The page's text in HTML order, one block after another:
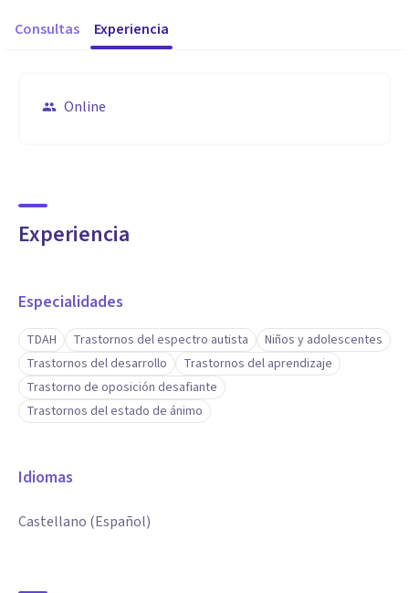
Consultas Experiencia
Online
Experiencia
Especialidades
TDAH Trastornos del espectro autista
Niños y adolescentes
Trastornos del desarrollo
Trastornos del aprendizaje
Trastorno de oposición desafiante
Trastornos del estado de ánimo
Idiomas
Castellano (Español)